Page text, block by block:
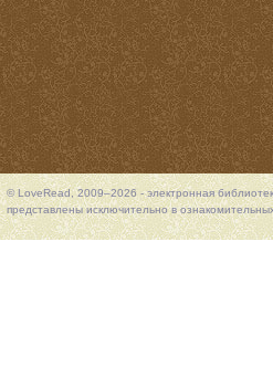
© LoveRead, 2009–2026 - электронная
представлены исключительно в